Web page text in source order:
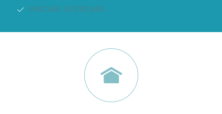
PARCARE INTERIOARĂ